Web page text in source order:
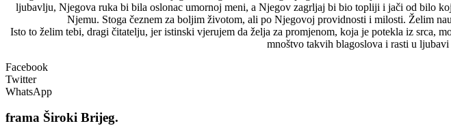
ljubavlju, Njegova ruka bi bila oslonac umornoj meni, a Njegov zagrljaj bi bio topliji i jači od bilo
Njemu. Stoga čeznem za boljim životom, ali po Njegovoj providnosti i milosti. Želim
Isto to želim tebi, dragi čitatelju, jer istinski vjerujem da želja za promjenom, koja je potekla iz
mnoštvo takvih blagoslova i rasti u
Facebook
Twitter
WhatsApp
frama Široki Brijeg.